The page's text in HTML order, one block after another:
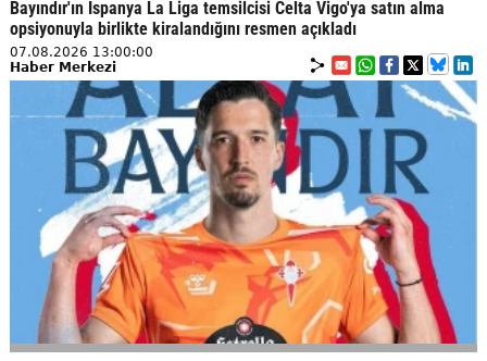
Bayındır'ın İspanya La Liga temsilcisi Celta Vigo'ya satın alma
opsiyonuyla birlikte kiralandığını resmen açıkladı
07.08.2026 13:00:00
Haber Merkezi